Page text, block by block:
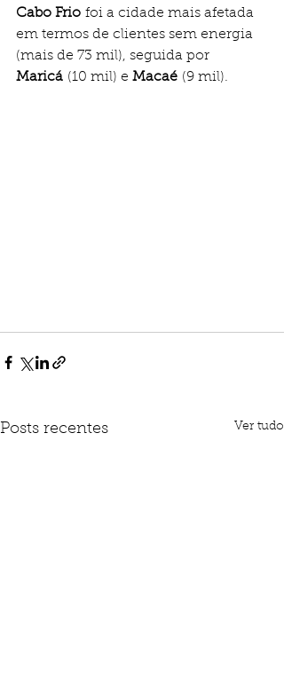
Cabo Frio foi a cidade mais afetada
em termos de clientes sem energia
(mais de 73 mil), seguida por
Maricá (10 mil) e Macaé (9 mil).
Posts recentes Ver tudo